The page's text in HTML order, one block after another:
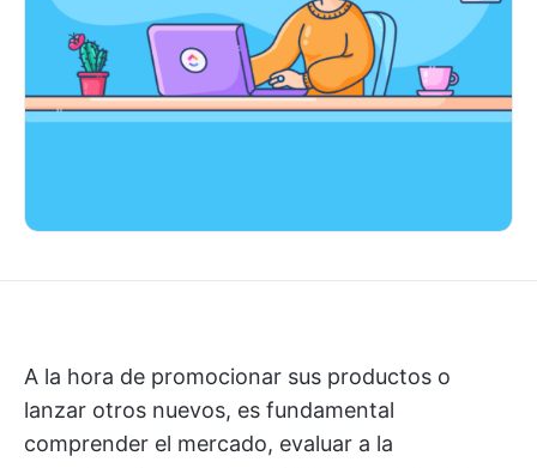
A la hora de promocionar sus productos o
lanzar otros nuevos, es fundamental
comprender el mercado, evaluar a la